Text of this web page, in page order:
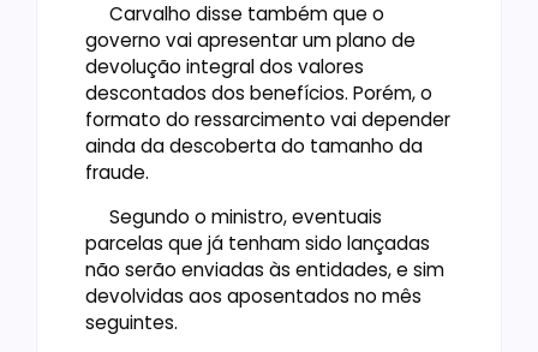
Carvalho disse também que o
governo vai apresentar um plano de
devolução integral dos valores
descontados dos benefícios. Porém, o
formato do ressarcimento vai depender
ainda da descoberta do tamanho da
fraude.
Segundo o ministro, eventuais
parcelas que já tenham sido lançadas
não serão enviadas às entidades, e sim
devolvidas aos aposentados no mês
seguintes.